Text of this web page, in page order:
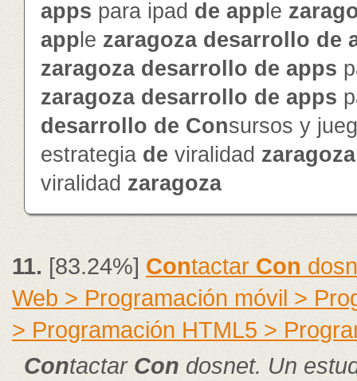
apps para ipad de app le
app le zaragoza desarrollo de
zaragoza desarrollo de apps
zaragoza desarrollo de apps
desarrollo de Consursos y
estrategia de viralidad zaragoza
viralidad zaragoza
11.[83.24%]ContactarCon
Web > Programación móvil >
> Programación HTML5 >
Contactar Con dosnet. Un